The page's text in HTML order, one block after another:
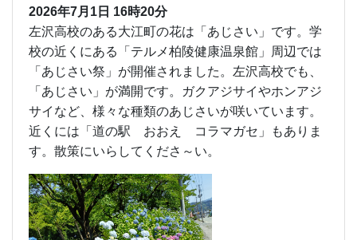
2026年7月1日 16時20分
左沢高校のある大江町の花は「あじさい」です。学
校の近くにある「テルメ柏陵健康温泉館」周辺では
「あじさい祭」が開催されました。左沢高校でも、
「あじさい」が満開です。ガクアジサイやホンアジ
サイなど、様々な種類のあじさいが咲いています。
近くには「道の駅 おおえ コラマガセ」もありま
す。散策にいらしてくださ～い。